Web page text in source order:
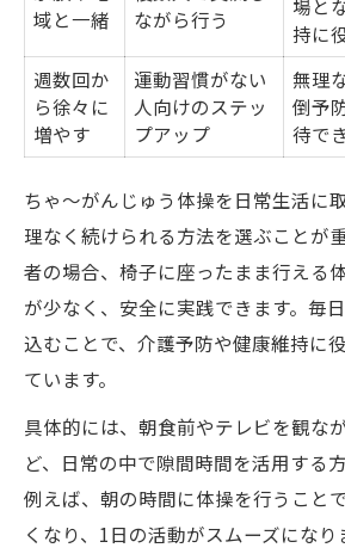
域と一緒
ながら行う
場と
持に
週数回か
ら徐々に
増やす
運動習慣がない
人向けのステッ
プアップ
無理
倒予
待で
ちゃ～がんじゅう体操を日常生活に
理なく続けられる方法を選ぶことが
者の場合、椅子に座ったまま行える
が少なく、安全に実践できます。毎
込むことで、介護予防や健康維持に
ています。
具体的には、朝食前やテレビを観な
ど、日常の中で隙間時間を活用する
例えば、朝の時間に体操を行うこと
くなり、1日の活動がスムーズにな